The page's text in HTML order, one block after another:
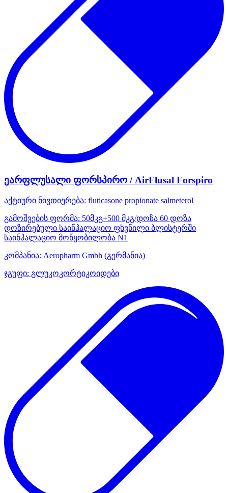
ეარფლუსალი ფორსპირო / AirFlusal Forspiro
აქტიური ნივთიერება: fluticasone propionate salmeterol
გამოშვების ფორმა: 50მკგ+500 მკგ/დოზა 60 დოზა
დოზირებული საინჰალაციო ფხვნილი ბლისტერში
საინჰალაციო მოწყობილობა N1
კომპანია: Aeropharm Gmbh (გერმანია)
ჯგუფი: გლუკოკორტიკოიდები